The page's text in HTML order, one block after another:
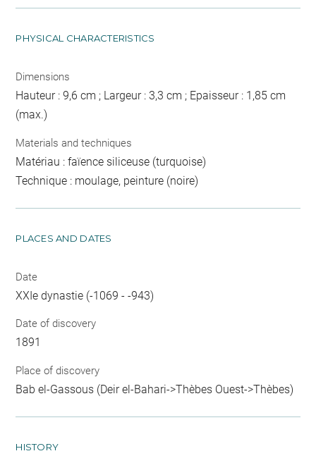
PHYSICAL CHARACTERISTICS
Dimensions
Hauteur : 9,6 cm ; Largeur : 3,3 cm ; Epaisseur : 1,85 cm
(max.)
Materials and techniques
Matériau : faïence siliceuse (turquoise)
Technique : moulage, peinture (noire)
PLACES AND DATES
Date
XXIe dynastie (-1069 - -943)
Date of discovery
1891
Place of discovery
Bab el-Gassous (Deir el-Bahari->Thèbes Ouest->Thèbes)
HISTORY